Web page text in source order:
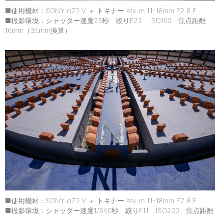
■使用機材：SONY α7R V ＋ トキナー atx-m 11-18mm F2.8 E
■撮影環境：シャッター速度25秒 絞りF22 ISO100 焦点距離
16mm（35mm換算）
■使用機材：SONY α7R V ＋ トキナー atx-m 11-18mm F2.8 E
■撮影環境：シャッター速度1/640秒 絞りF11 ISO200 焦点距離